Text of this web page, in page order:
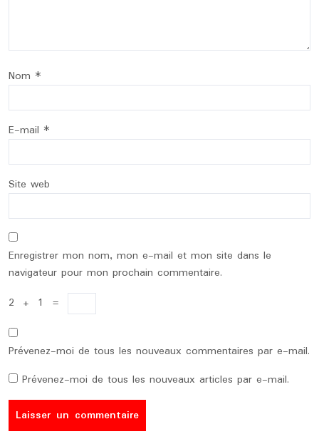
Nom *
E-mail *
Site web
Enregistrer mon nom, mon e-mail et mon site dans le
navigateur pour mon prochain commentaire.
2 + 1 =
Prévenez-moi de tous les nouveaux commentaires par e-mail.
Prévenez-moi de tous les nouveaux articles par e-mail.